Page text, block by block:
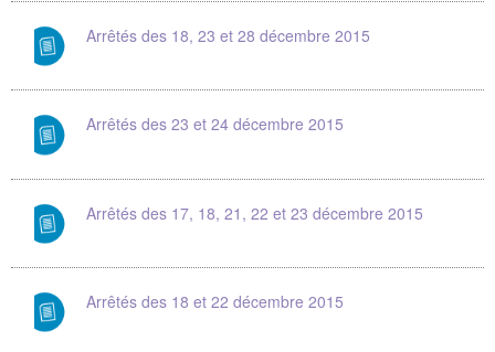
Arrêtés des 18, 23 et 28 décembre 2015
Arrêtés des 23 et 24 décembre 2015
Arrêtés des 17, 18, 21, 22 et 23 décembre 2015
Arrêtés des 18 et 22 décembre 2015